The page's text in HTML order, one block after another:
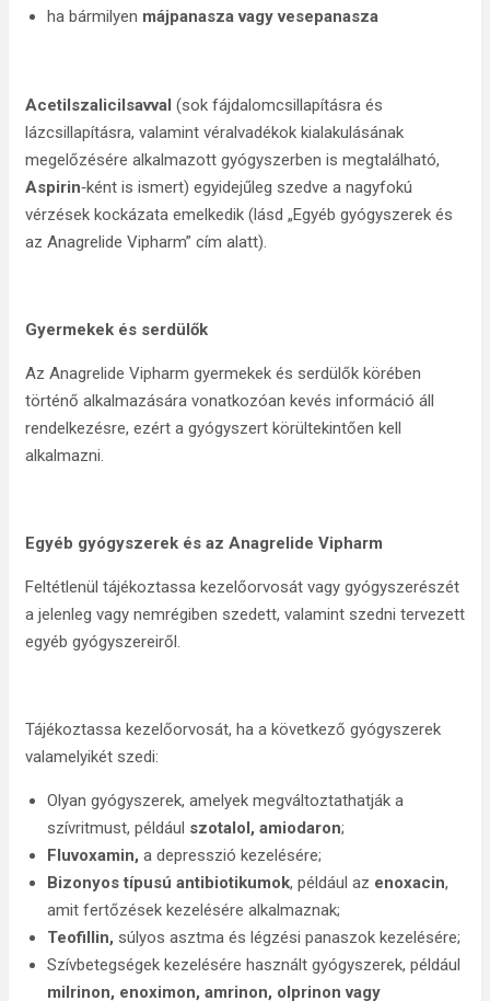
ha bármilyen májpanasza vagy vesepanasza
Acetilszalicilsavval (sok fájdalomcsillapításra és
lázcsillapításra, valamint véralvadékok kialakulásának
megelőzésére alkalmazott gyógyszerben is megtalálható,
Aspirin‑ként is ismert) egyidejűleg szedve a nagyfokú
vérzések kockázata emelkedik (lásd „Egyéb gyógyszerek és
az Anagrelide Vipharm” cím alatt).
Gyermekek és serdülők
Az Anagrelide Vipharm gyermekek és serdülők körében
történő alkalmazására vonatkozóan kevés információ áll
rendelkezésre, ezért a gyógyszert körültekintően kell
alkalmazni.
Egyéb gyógyszerek és az Anagrelide Vipharm
Feltétlenül tájékoztassa kezelőorvosát vagy gyógyszerészét
a jelenleg vagy nemrégiben szedett, valamint szedni tervezett
egyéb gyógyszereiről.
Tájékoztassa kezelőorvosát, ha a következő gyógyszerek
valamelyikét szedi:
Olyan gyógyszerek, amelyek megváltoztathatják a
szívritmust, például szotalol, amiodaron;
Fluvoxamin, a depresszió kezelésére;
Bizonyos típusú antibiotikumok, például az enoxacin,
amit fertőzések kezelésére alkalmaznak;
Teofillin, súlyos asztma és légzési panaszok kezelésére;
Szívbetegségek kezelésére használt gyógyszerek, például
milrinon, enoximon, amrinon, olprinon vagy